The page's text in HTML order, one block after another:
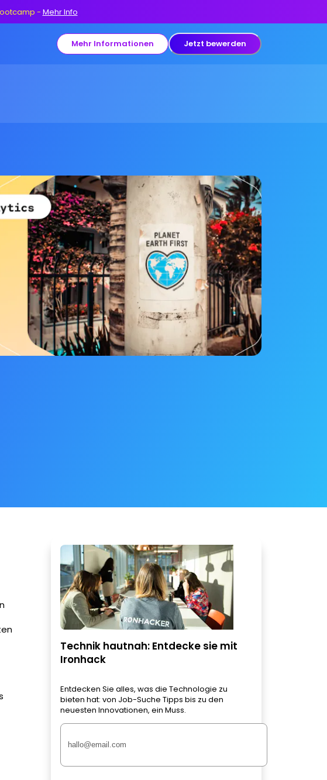
- Mehr Info
Mehr Informationen Jetzt bewerden
Technik hautnah: Entdecke sie mit
Ironhack
Entdecken Sie alles, was die Technologie zu
bieten hat: von Job-Suche Tipps bis zu den
neuesten Innovationen, ein Muss.